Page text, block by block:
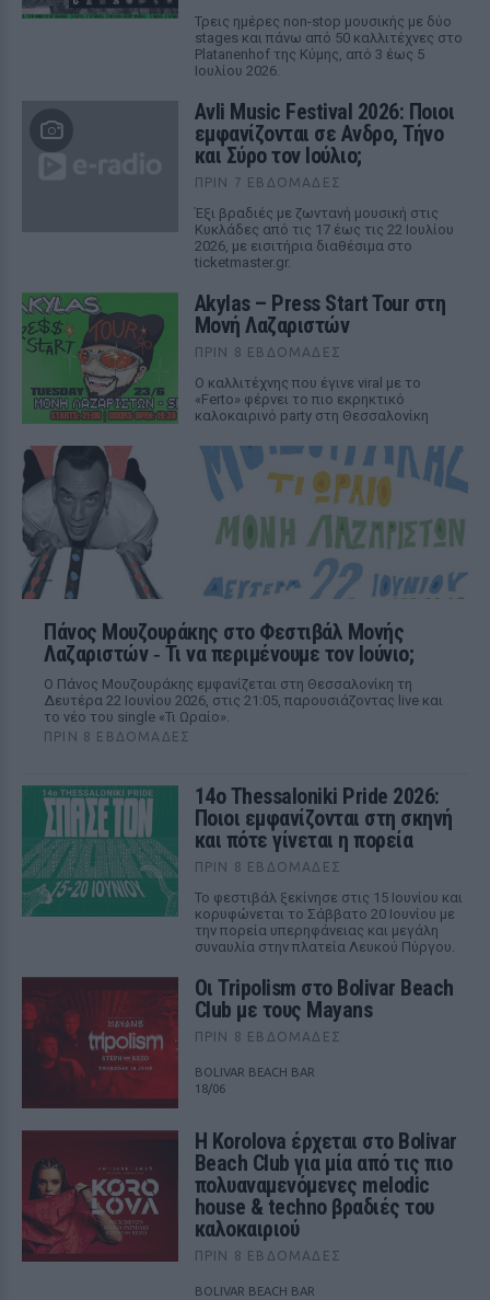
Τρεις ημέρες non-stop μουσικής με δύο
stages και πάνω από 50 καλλιτέχνες στο
Platanenhof της Κύμης, από 3 έως 5
Ιουλίου 2026.
Avli Music Festival 2026: Ποιοι
εμφανίζονται σε Ανδρο, Τήνο
και Σύρο τον Ιούλιο;
ΠΡΙΝ 7 ΕΒΔΟΜΆΔΕΣ
Έξι βραδιές με ζωντανή μουσική στις
Κυκλάδες από τις 17 έως τις 22 Ιουλίου
2026, με εισιτήρια διαθέσιμα στο
ticketmaster.gr.
Akylas – Press Start Tour στη
Μονή Λαζαριστών
ΠΡΙΝ 8 ΕΒΔΟΜΆΔΕΣ
Ο καλλιτέχνης που έγινε viral με το
«Ferto» φέρνει το πιο εκρηκτικό
καλοκαιρινό party στη Θεσσαλονίκη
Πάνος Μουζουράκης στο Φεστιβάλ Μονής
Λαζαριστών ‑ Τι να περιμένουμε τον Ιούνιο;
Ο Πάνος Μουζουράκης εμφανίζεται στη Θεσσαλονίκη τη
Δευτέρα 22 Ιουνίου 2026, στις 21:05, παρουσιάζοντας live και
το νέο του single «Τι Ωραίο».
ΠΡΙΝ 8 ΕΒΔΟΜΆΔΕΣ
14ο Thessaloniki Pride 2026:
Ποιοι εμφανίζονται στη σκηνή
και πότε γίνεται η πορεία
ΠΡΙΝ 8 ΕΒΔΟΜΆΔΕΣ
Το φεστιβάλ ξεκίνησε στις 15 Ιουνίου και
κορυφώνεται το Σάββατο 20 Ιουνίου με
την πορεία υπερηφάνειας και μεγάλη
συναυλία στην πλατεία Λευκού Πύργου.
Οι Tripolism στο Bolivar Beach
Club με τους Mayans
ΠΡΙΝ 8 ΕΒΔΟΜΆΔΕΣ
BOLIVAR BEACH BAR
18/06
Η Korolova έρχεται στο Bolivar
Beach Club για μία από τις πιο
πολυαναμενόμενες melodic
house & techno βραδιές του
καλοκαιριού
ΠΡΙΝ 8 ΕΒΔΟΜΆΔΕΣ
BOLIVAR BEACH BAR